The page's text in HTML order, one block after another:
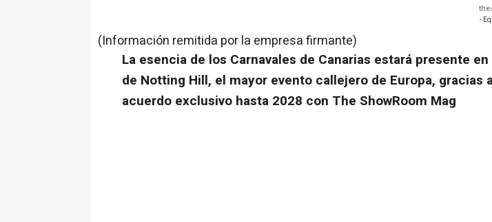
-
(Información remitida por la empresa firmante)
La esencia de los Carnavales de Canarias estará presente en
de Notting Hill, el mayor evento callejero de Europa, gracias
acuerdo exclusivo hasta 2028 con The ShowRoom Mag